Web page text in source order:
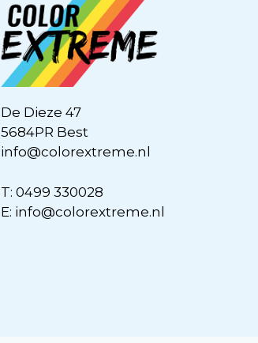
De Dieze 47
5684PR Best
info@colorextreme.nl
T: 0499 330028
E: info@colorextreme.nl